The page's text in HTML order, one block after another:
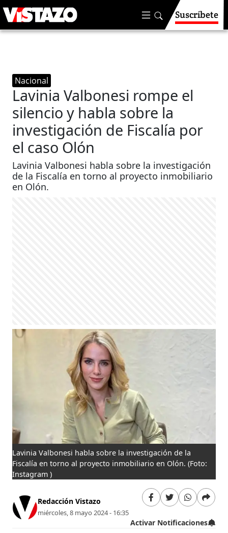
Suscríbete
Nacional
Lavinia Valbonesi rompe el
silencio y habla sobre la
investigación de Fiscalía por
el caso Olón
Lavinia Valbonesi habla sobre la investigación
de la Fiscalía en torno al proyecto inmobiliario
en Olón.
Lavinia Valbonesi habla sobre la investigación de la
Fiscalía en torno al proyecto inmobiliario en Olón.(Foto:
Instagram )
Redacción Vistazo
miércoles, 8 mayo 2024 - 16:35
Activar Notificaciones